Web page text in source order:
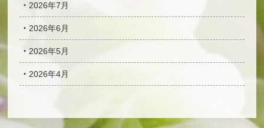
2026年7月
2026年6月
2026年5月
2026年4月